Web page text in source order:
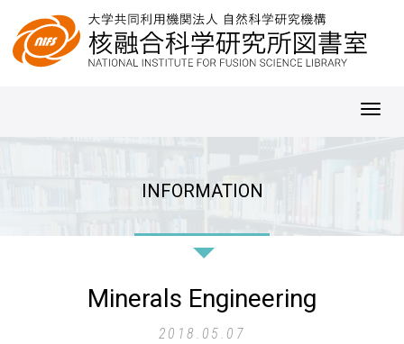
INFORMATION
Minerals Engineering
2018.05.07